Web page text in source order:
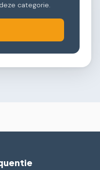
categorie.